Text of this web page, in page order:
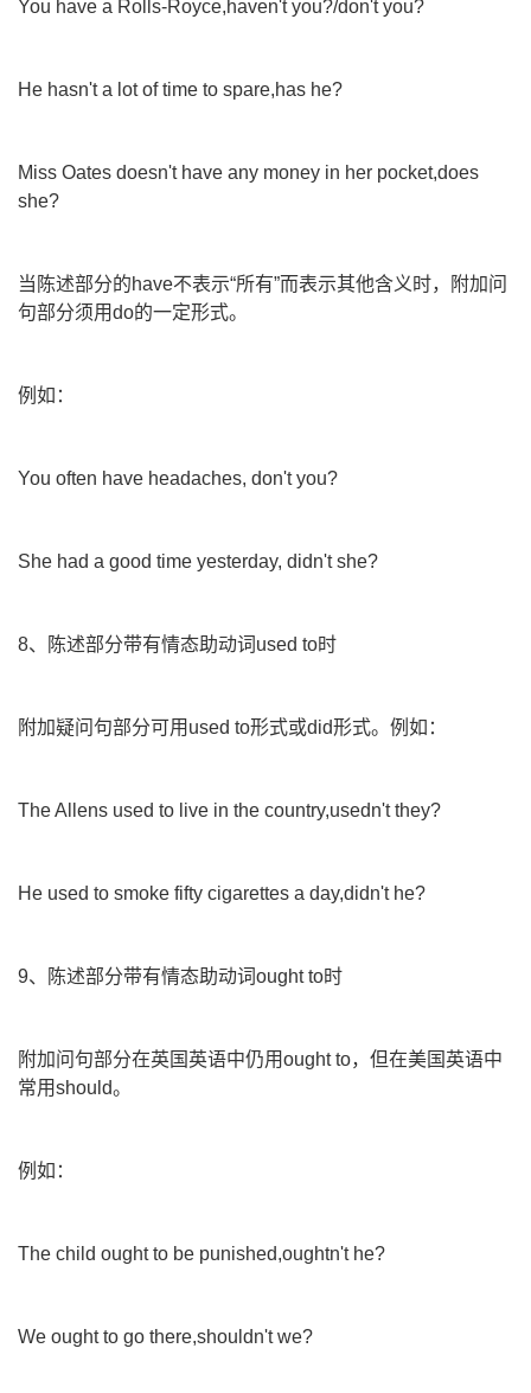
You have a Rolls-Royce,haven't you?/don't you?
He hasn't a lot of time to spare,has he?
Miss Oates doesn't have any money in her pocket,does
she?
当陈述部分的have不表示“所有”而表示其他含义时，附加问
句部分须用do的一定形式。
例如：
You often have headaches, don't you?
She had a good time yesterday, didn't she?
8、陈述部分带有情态助动词used to时
附加疑问句部分可用used to形式或did形式。例如：
The Allens used to live in the country,usedn't they?
He used to smoke fifty cigarettes a day,didn't he?
9、陈述部分带有情态助动词ought to时
附加问句部分在英国英语中仍用ought to，但在美国英语中
常用should。
例如：
The child ought to be punished,oughtn't he?
We ought to go there,shouldn't we?